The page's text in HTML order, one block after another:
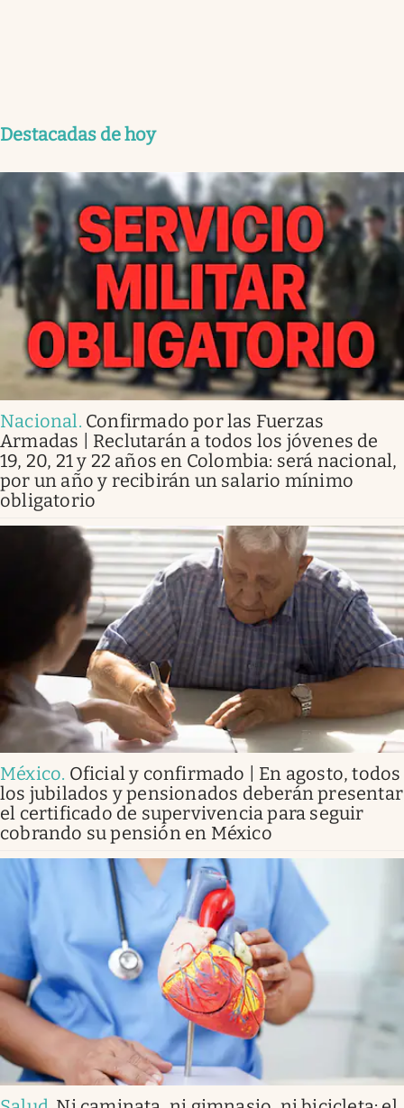
Destacadas de hoy
Nacional. Confirmado por las Fuerzas
Armadas | Reclutarán a todos los jóvenes de
19, 20, 21 y 22 años en Colombia: será nacional,
por un año y recibirán un salario mínimo
obligatorio
México. Oficial y confirmado | En agosto, todos
los jubilados y pensionados deberán presentar
el certificado de supervivencia para seguir
cobrando su pensión en México